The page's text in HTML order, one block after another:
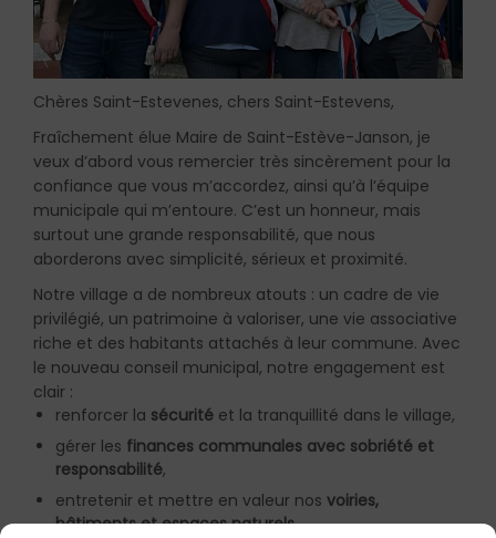
Chères Saint-Estevenes, chers Saint-Estevens,
Fraîchement élue Maire de Saint-Estève-Janson, je
veux d’abord vous remercier très sincèrement pour la
confiance que vous m’accordez, ainsi qu’à l’équipe
municipale qui m’entoure. C’est un honneur, mais
surtout une grande responsabilité, que nous
aborderons avec simplicité, sérieux et proximité.
Notre village a de nombreux atouts : un cadre de vie
privilégié, un patrimoine à valoriser, une vie associative
riche et des habitants attachés à leur commune. Avec
le nouveau conseil municipal, notre engagement est
clair :
renforcer la sécurité et la tranquillité dans le village,
gérer les finances communales avec sobriété et
responsabilité,
entretenir et mettre en valeur nos voiries,
bâtiments et espaces naturels,